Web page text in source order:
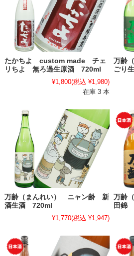
たかちよ custom made チェ
リちよ 無ろ過生原酒 720ml
¥1,800(税込 ¥1,980)
在庫 3 本
万齢
ごり
万齢（まんれい） ニャン齢 新
酒生酒 720ml
¥1,770(税込 ¥1,947)
万齢
田錦